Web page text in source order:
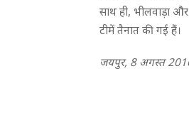
साथ ही, भीलवाड़ा
टीमें तैनात की गई हैं।
जयपुर, 8 अगस्त